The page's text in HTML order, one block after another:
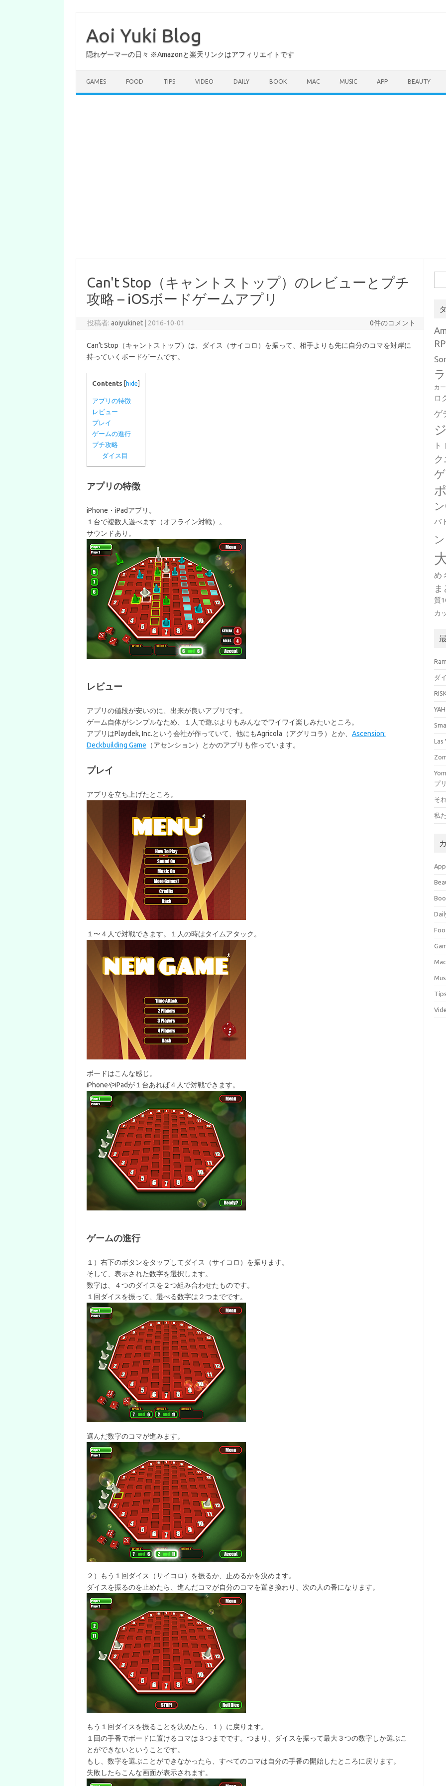
Aoi Yuki Blog
隠れゲーマーの日々 ※Amazonと楽天リンクはアフィリエイトです
GAMES FOOD TIPS VIDEO DAILY BOOK MAC MUSIC APP BEAUTY
Can't Stop（キャントストップ）のレビューとプチ
攻略 – iOSボードゲームアプリ
投稿者:aoiyukinet 2016-10-01 0件のコメント
Can’t Stop（キャントストップ）は、ダイス（サイコロ）を振って、相手よりも先に自分のコマを対岸に
持っていくボードゲームです。
Contents [ hide
アプリの特徴
レビュー
プレイ
ゲームの進行
プチ攻略
ダイス目
アプリの特徴
iPhone・iPadアプリ。
１台で複数人遊べます（オフライン対戦）。
サウンドあり。
レビュー
アプリの値段が安いのに、出来が良いアプリです。
ゲーム自体がシンプルなため、１人で遊ぶよりもみんなでワイワイ楽しみたいところ。
アプリはPlaydek, Inc.という会社が作っていて、他にもAgricola（アグリコラ）とか、 Ascension:
Deckbuilding Game （アセンション）とかのアプリも作っています。
プレイ
アプリを立ち上げたところ。
１〜４人で対戦できます。１人の時はタイムアタック。
ボードはこんな感じ。
iPhoneやiPadが１台あれば４人で対戦できます。
ゲームの進行
１）右下のボタンをタップしてダイス（サイコロ）を振ります。
そして、表示された数字を選択します。
数字は、４つのダイスを２つ組み合わせたものです。
１回ダイスを振って、選べる数字は２つまでです。
選んだ数字のコマが進みます。
２）もう１回ダイス（サイコロ）を振るか、止めるかを決めます。
ダイスを振るのを止めたら、進んだコマが自分のコマを置き換わり、次の人の番になります。
もう１回ダイスを振ることを決めたら、１）に戻ります。
１回の手番でボードに置けるコマは３つまでです。つまり、ダイスを振って最大３つの数字しか選ぶこ
とができないということです。
もし、数字を選ぶことができなかったら、すべてのコマは自分の手番の開始したところに戻ります。
失敗したらこんな画面が表示されます。
索:
カ
ロ
ゲ
ト
バ
め
ま
質
カ
ダ
Las
プリ
そ
私
App
Mac
Tips